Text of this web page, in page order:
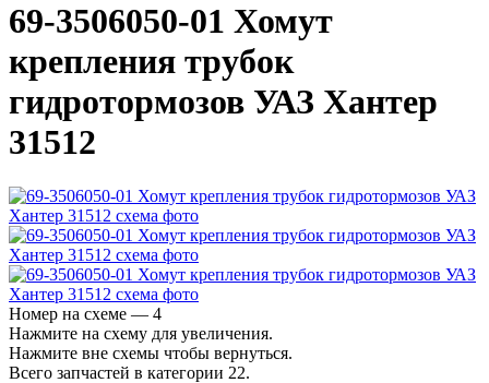
69-3506050-01 Хомут
крепления трубок
гидротормозов УАЗ Хантер
31512
Номер на схеме — 4
Нажмите на схему для увеличения.
Нажмите вне схемы чтобы вернуться.
Всего запчастей в категории 22.